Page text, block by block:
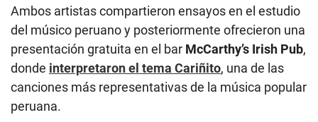
Ambos artistas compartieron ensayos en el estudio
del músico peruano y posteriormente ofrecieron una
presentación gratuita en el bar McCarthy’s Irish Pub,
donde interpretaron el tema Cariñito, una de las
canciones más representativas de la música popular
peruana.